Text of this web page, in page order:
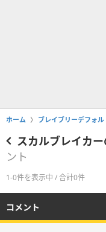
ホーム ブレイブリーデフォ
スカルブレイカー
ント
1-0件を表示中 / 合計0件
コメント